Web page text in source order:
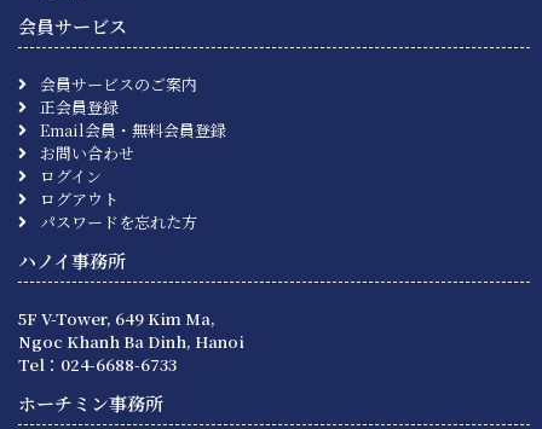
会員サービス
会員サービスのご案内
正会員登録
Email会員・無料会員登録
お問い合わせ
ログイン
ログアウト
パスワードを忘れた方
ハノイ事務所
5F V-Tower, 649 Kim Ma,
Ngoc Khanh Ba Dinh, Hanoi
Tel：024-6688-6733
ホーチミン事務所